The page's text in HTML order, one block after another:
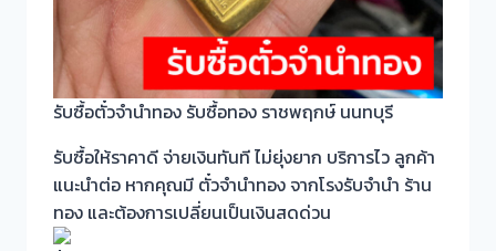
รับซื้อตั๋วจำนำทอง รับซื้อทอง ราชพฤกษ์ นนทบุรี
รับซื้อให้ราคาดี จ่ายเงินทันที ไม่ยุ่งยาก บริการไว ลูกค้า
แนะนำต่อ หากคุณมี ตั๋วจำนำทอง จากโรงรับจำนำ ร้าน
ทอง และต้องการเปลี่ยนเป็นเงินสดด่วน